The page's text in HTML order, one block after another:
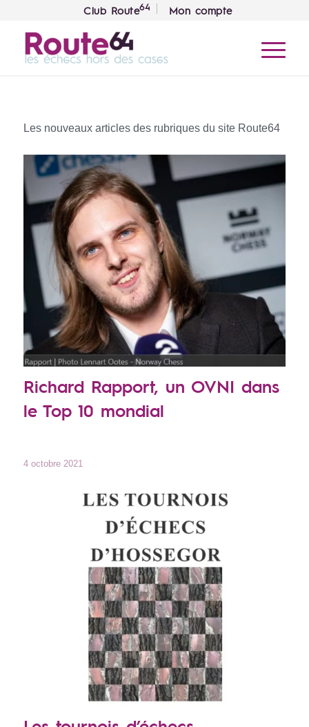
Club Route64 Mon compte
Les nouveaux articles des rubriques du site Route64
Richard Rapport, un OVNI dans
le Top 10 mondial
4 octobre 2021